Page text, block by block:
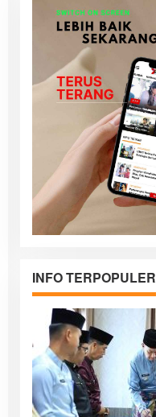
INFO TERPOPULER